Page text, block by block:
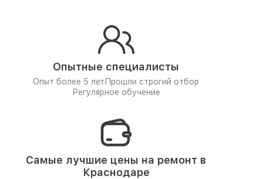
Опытные специалисты
Опыт более 5 лет Прошли строгий отбор
Регулярное обучение
Самые лучшие цены на ремонт в
Краснодаре